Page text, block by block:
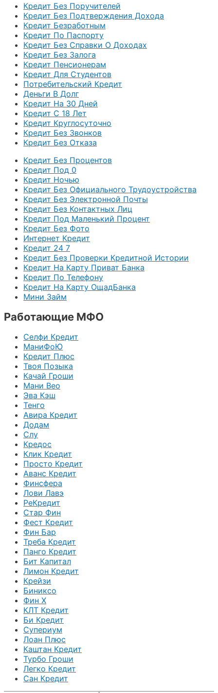
Кредит Без Поручителей
Кредит Без Подтверждения Дохода
Кредит Безработным
Кредит По Паспорту
Кредит Без Справки О Доходах
Кредит Без Залога
Кредит Пенсионерам
Кредит Для Студентов
Потребительский Кредит
Деньги В Долг
Кредит На 30 Дней
Кредит С 18 Лет
Кредит Круглосуточно
Кредит Без Звонков
Кредит Без Отказа
Кредит Без Процентов
Кредит Под 0
Кредит Ночью
Кредит Без Официального Трудоустройства
Кредит Без Электронной Почты
Кредит Без Контактных Лиц
Кредит Под Маленький Процент
Кредит Без Фото
Интернет Кредит
Кредит 24 7
Кредит Без Проверки Кредитной Истории
Кредит На Карту Приват Банка
Кредит По Телефону
Кредит На Карту ОщадБанка
Мини Займ
Работающие МФО
Селфи Кредит
МаниФоЮ
Кредит Плюс
Твоя Позыка
Качай Гроши
Мани Вео
Эва Кэш
Тенго
Авира Кредит
Додам
Слу
Кредос
Клик Кредит
Просто Кредит
Аванс Кредит
Финсфера
Лови Лавэ
РеКредит
Стар Фин
Фест Кредит
Фин Бар
Треба Кредит
Панго Кредит
Бит Капитал
Лимон Кредит
Крейзи
Биниксо
Фин Х
КЛТ Кредит
Би Кредит
Супериум
Лоан Плюс
Каштан Кредит
Турбо Гроши
Легко Кредит
Сан Кредит